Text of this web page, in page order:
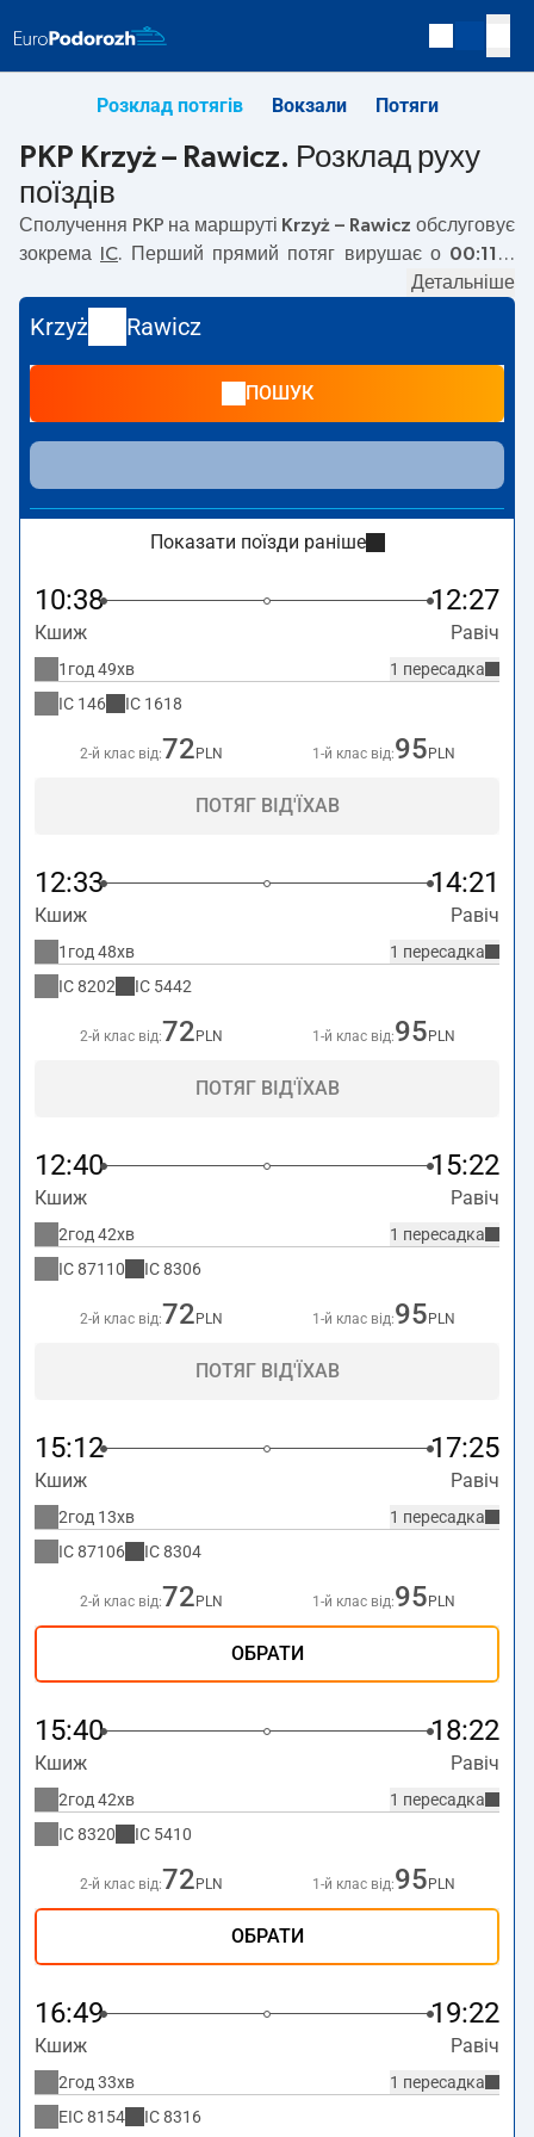
Розклад потягів Вокзали Потяги
PKP Krzyż – Rawicz. Розклад руху
поїздів
Сполучення PKP на маршруті Krzyż – Rawicz обслуговує
зокрема
IC . Перший прямий потяг вирушає о 00:11 з
20:35. Найшвидший маршрут пропонує потяг без
пересадок
ŚLĄZAK . Подорож цим потягом триває
На маршрутіKrzyż–Rawiczкурсують також інші потяги:
— пропонують нижчу ціну квитка
і зазвичай довший час подорожі. Потяг завершує
маршрут на станції Rawicz.
Детальніше
Krzyż Rawicz
ПОШУК
Показати поїзди раніше
10:38 12:27
Кшиж Равіч
1 пересадка
1год 49хв
IC 146 IC 1618
2-й клас від:72 PLN 1-й клас від:95 PLN
ПОТЯГ ВІД'ЇХАВ
12:33 14:21
Кшиж Равіч
1 пересадка
1год 48хв
IC8202 IC 5442
2-й клас від:72 PLN 1-й клас від:95 PLN
ПОТЯГ ВІД'ЇХАВ
12:40 15:22
Кшиж Равіч
1 пересадка
2год 42хв
IC87110 IC8306
2-й клас від:72 PLN 1-й клас від:95 PLN
ПОТЯГ ВІД'ЇХАВ
15:12 17:25
Кшиж Равіч
1 пересадка
2год 13хв
IC87106 IC8304
2-й клас від:72 PLN 1-й клас від:95 PLN
ОБРАТИ
15:40 18:22
Кшиж Равіч
1 пересадка
2год 42хв
IC8320 IC 5410
2-й клас від:72 PLN 1-й клас від:95 PLN
ОБРАТИ
16:49 19:22
Кшиж Равіч
1 пересадка
2год 33хв
EIC8154 IC8316